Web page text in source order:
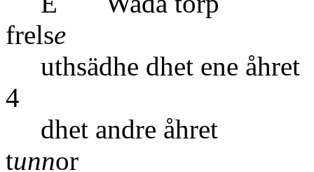
frelse
uthsädhe dhet
4
dhet
tunnor